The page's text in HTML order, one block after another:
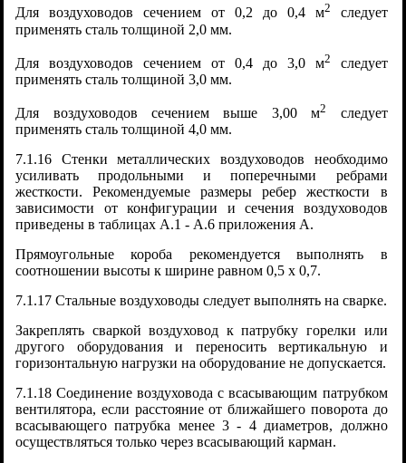
Для воздуховодов сечением от 0,2 до 0,4 м2
следует
применять сталь толщиной 2,0 мм.
Для воздуховодов сечением от 0,4 до 3,0 м2
следует
применять сталь толщиной 3,0 мм.
Для воздуховодов сечением выше 3,00 м2
следует
применять сталь толщиной 4,0 мм.
7.1.16 Стенки металлических воздуховодов необходимо
усиливать продольными и поперечными ребрами
жесткости. Рекомендуемые размеры ребер жесткости в
зависимости от конфигурации и сечения воздуховодов
приведены в таблицах А.1 - А.6 приложения А.
Прямоугольные короба рекомендуется выполнять в
соотношении высоты к ширине равном 0,5 x 0,7.
7.1.17 Стальные воздуховоды следует выполнять на сварке.
Закреплять сваркой воздуховод к патрубку горелки или
другого оборудования и переносить вертикальную и
горизонтальную нагрузки на оборудование не допускается.
7.1.18 Соединение воздуховода с всасывающим патрубком
вентилятора, если расстояние от ближайшего поворота до
всасывающего патрубка менее 3 - 4 диаметров, должно
осуществляться только через всасывающий карман.